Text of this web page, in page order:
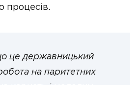
процесів.
це державницький
робота на паритетних